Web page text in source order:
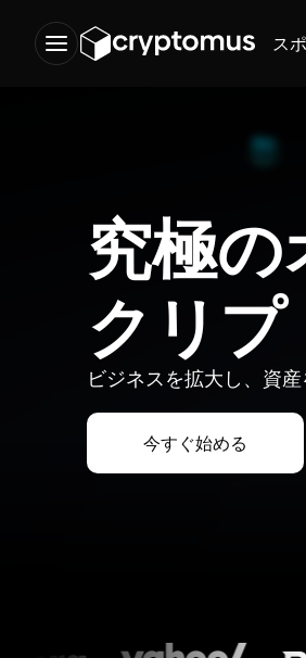
ス
究極
クリ
ビジネスを拡大し、資
今すぐ始める